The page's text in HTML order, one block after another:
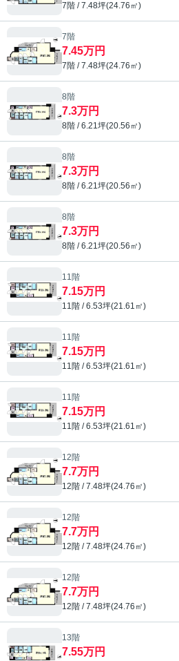
7階 / 7.48坪(24.76㎡)
7階
7.45万円
7階 / 7.48坪(24.76㎡)
8階
7.3万円
8階 / 6.21坪(20.56㎡)
8階
7.3万円
8階 / 6.21坪(20.56㎡)
8階
7.3万円
8階 / 6.21坪(20.56㎡)
11階
7.15万円
11階 / 6.53坪(21.61㎡)
11階
7.15万円
11階 / 6.53坪(21.61㎡)
11階
7.15万円
11階 / 6.53坪(21.61㎡)
12階
7.7万円
12階 / 7.48坪(24.76㎡)
12階
7.7万円
12階 / 7.48坪(24.76㎡)
12階
7.7万円
12階 / 7.48坪(24.76㎡)
13階
7.55万円